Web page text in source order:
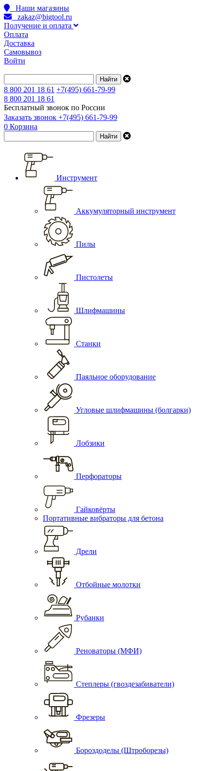
Наши магазины
zakaz@bigtool.ru
Получение и оплата
Оплата
Доставка
Самовывоз
Войти
8 800 201 18 61 +7(495) 661-79-99
8 800 201 18 61
Бесплатный звонок по России
Заказать звонок +7(495) 661-79-99
0 Корзина
Инструмент
Аккумуляторный инструмент
Пилы
Пистолеты
Шлифмашины
Станки
Паяльное оборудование
Угловые шлифмашины (болгарки)
Лобзики
Перфораторы
Гайковёрты
Портативные вибраторы для бетона
Дрели
Отбойные молотки
Рубанки
Реноваторы (МФИ)
Степлеры (гвоздезабиватели)
Фрезеры
Бороздоделы (Штроборезы)